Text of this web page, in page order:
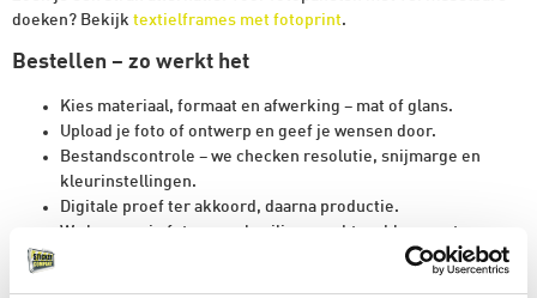
doeken? Bekijk textielframes met fotoprint.
Bestellen – zo werkt het
Kies materiaal, formaat en afwerking – mat of glans.
Upload je foto of ontwerp en geef je wensen door.
Bestandscontrole – we checken resolutie, snijmarge en
kleurinstellingen.
Digitale proef ter akkoord, daarna productie.
We leveren je fotopaneel veilig verpakt en klaar om te